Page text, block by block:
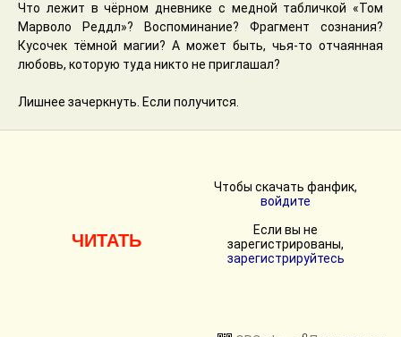
Что лежит в чёрном дневнике с медной табличкой «Том
Марволо Реддл»? Воспоминание? Фрагмент сознания?
Кусочек тёмной магии? А может быть, чья-то отчаянная
любовь, которую туда никто не приглашал?
Лишнее зачеркнуть. Если получится.
ЧИТАТЬ
Чтобы скачать фанфик,
войдите
Если вы не
зарегистрированы,
зарегистрируйтесь